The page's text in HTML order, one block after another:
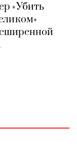
«Убить